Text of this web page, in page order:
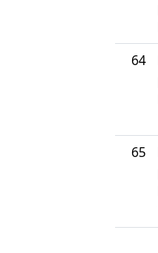
64
65